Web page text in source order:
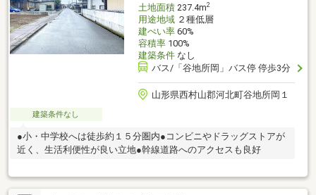
土地面積237.4m2
用途地域２種低層
建ぺい率60%
容積率100%
建築条件なし
バス/「谷地所岡」バス停 停歩3分
山形県西村山郡河北町谷地所岡１
建築条件なし
●小・中学校へは徒歩約１５分圏内●コンビニやドラッグストアが
近く、生活利便性が良い立地●幹線道路へのアクセスも良好